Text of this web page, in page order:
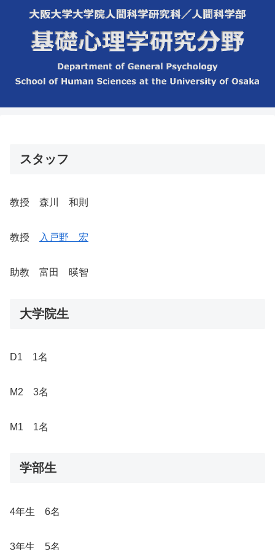
スタッフ
教授 森川 和則
教授 入戸野 宏
助教 富田 暎智
大学院生
D1 1名
M2 3名
M1 1名
学部生
4年生 6名
3年生 5名